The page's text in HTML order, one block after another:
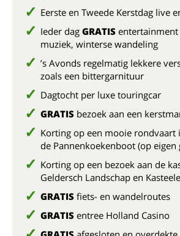
Eerste en Tweede Kerstdag live
Ieder dag GRATIS entertainment
muziek, winterse wandeling
’s Avonds regelmatig lekkere
zoals een bittergarnituur
Dagtocht per luxe touringcar
GRATIS bezoek aan een
Korting op een mooie rondvaart
de Pannenkoekenboot (op eigen
Korting op een bezoek aan de
Geldersch Landschap en
GRATIS fiets- en wandelroutes
GRATIS entree Holland Casino